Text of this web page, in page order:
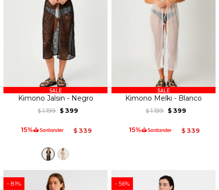
Kimono Jalsin - Negro
$ 1.199 $ 399
$ 339
Kimono Melki - Blanco
$ 1.199 $ 399
$ 339
81 56